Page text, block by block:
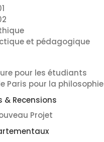
et pédagogique
pour les étudiants
Paris pour la philosophie
Recensions
Projet